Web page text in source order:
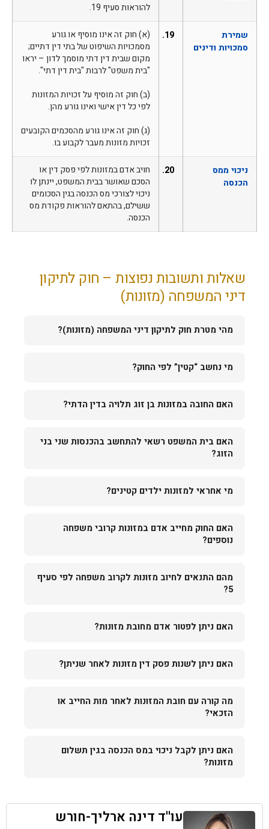
להוראות סעיף 19.
שמירת
סמכויות ודינים
19.
(א) חוק זה אינו מוסיף או גורע
מסמכויות השיפוט של בתי דין דתיים;
מקום שבית דין דתי מוסמך לדון – יראו
"בית משפט" לרבות "בית דין דתי".
(ב) חוק זה מוסיף על זכויות המזונות
לפי כל דין אישי ואינו גורע מהן.
(ג) חוק זה אינו גורע מהסכמים הקובעים
זכויות מזונות מעבר לקבוע בו.
ניכוי ממס
הכנסה
20.
חויב אדם במזונות לפי פסק דין או
הסכם שאושר בבית המשפט, יינתן לו
ניכוי לצורכי מס הכנסה בגין הסכומים
ששילם, בהתאם להוראות פקודת מס
הכנסה.
שאלות ותשובות נפוצות – חוק לתיקון
דיני המשפחה (מזונות)
מהי מטרת חוק לתיקון דיני המשפחה (מזונות)?
מי נחשב “קטין” לפי החוק?
האם החובה במזונות בן זוג תלויה בדין הדתי?
האם בית המשפט רשאי להתחשב בהכנסות שני בני
הזוג?
מי אחראי למזונות ילדים קטינים?
האם החוק מחייב אדם במזונות קרובי משפחה
נוספים?
מהם התנאים לחיוב מזונות לקרוב משפחה לפי סעיף
האם ניתן לפטור אדם מחובת מזונות?
האם ניתן לשנות פסק דין מזונות לאחר שניתן?
מה קורה עם חובת המזונות לאחר מות החייב או
הזכאי?
האם ניתן לקבל ניכוי במס הכנסה בגין תשלום
מזונות?
עו''ד דינה ארליך-חורש